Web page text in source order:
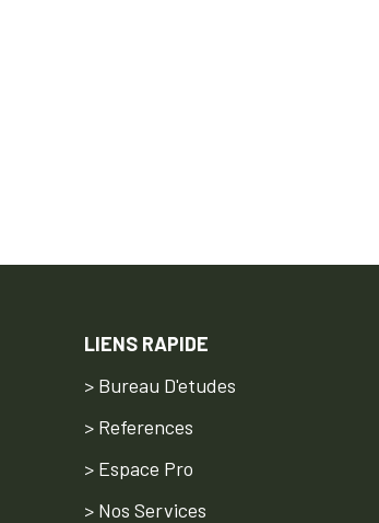
LIENS RAPIDE
> Bureau D'etudes
> References
> Espace Pro
> Nos Services